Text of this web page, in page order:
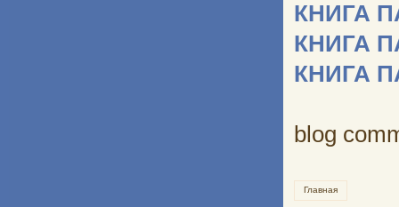
КНИГА
КНИГА
КНИГА
blog
Главная